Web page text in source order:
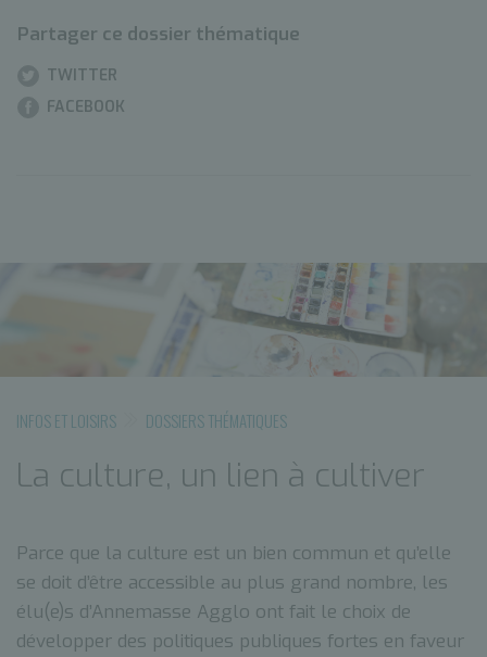
Partager ce dossier thématique
TWITTER
FACEBOOK
INFOS ET LOISIRS DOSSIERS THÉMATIQUES
La culture, un lien à cultiver
Parce que la culture est un bien commun et qu’elle
se doit d’être accessible au plus grand nombre, les
élu(e)s d’Annemasse Agglo ont fait le choix de
développer des politiques publiques fortes en faveur